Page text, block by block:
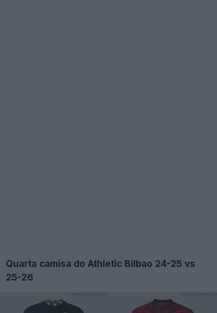
Quarta camisa do Athletic Bilbao 24-25 vs
25-26